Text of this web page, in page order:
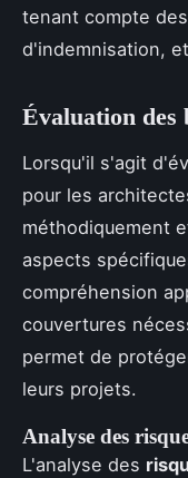
tenant compte
d'indemnisation,
Évaluation des
Lorsqu'il s'agit
pour les
méthodiquement
aspects
compréhension
couvertures
permet de
leurs projets.
Analyse des
L'analyse des